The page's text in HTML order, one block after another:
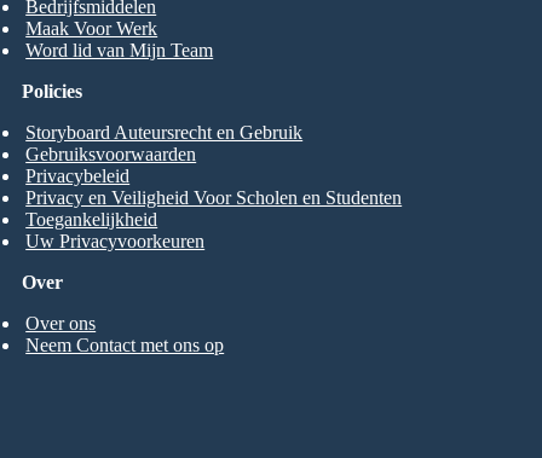
Bedrijfsmiddelen
Maak Voor Werk
Word lid van Mijn Team
Over
Over ons
Neem Contact met ons op
Policies
Storyboard Auteursrecht en Gebruik
Gebruiksvoorwaarden
Privacybeleid
Privacy en Veiligheid Voor Scholen en Studenten
Toegankelijkheid
Uw Privacyvoorkeuren